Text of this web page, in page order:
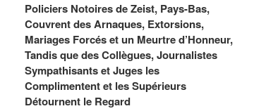
Policiers Notoires de Zeist, Pays-Bas,
Couvrent des Arnaques, Extorsions,
Mariages Forcés et un Meurtre d’Honneur,
Tandis que des Collègues, Journalistes
Sympathisants et Juges les
Complimentent et les Supérieurs
Détournent le Regard